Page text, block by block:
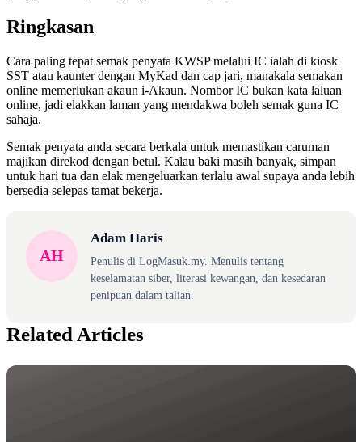
Ringkasan
Cara paling tepat semak penyata KWSP melalui IC ialah di kiosk
SST atau kaunter dengan MyKad dan cap jari, manakala semakan
online memerlukan akaun i-Akaun. Nombor IC bukan kata laluan
online, jadi elakkan laman yang mendakwa boleh semak guna IC
sahaja.
Semak penyata anda secara berkala untuk memastikan caruman
majikan direkod dengan betul. Kalau baki masih banyak, simpan
untuk hari tua dan elak mengeluarkan terlalu awal supaya anda lebih
bersedia selepas tamat bekerja.
AH
Adam Haris
Penulis di LogMasuk.my. Menulis tentang
keselamatan siber, literasi kewangan, dan kesedaran
penipuan dalam talian.
Related Articles